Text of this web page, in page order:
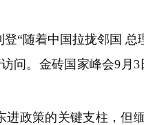
登“随着中国拉拢邻国
问。金砖国家峰会9月
进政策的关键支柱，但